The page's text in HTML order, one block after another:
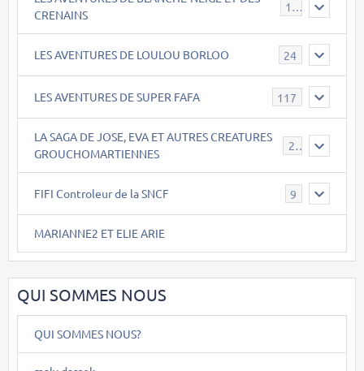
CRENAINS
17
LES AVENTURES DE LOULOU BORLOO 24
LES AVENTURES DE SUPER FAFA 117
LA SAGA DE JOSE, EVA ET AUTRES CREATURES
GROUCHOMARTIENNES
26
FIFI Controleur de la SNCF 9
MARIANNE2 ET ELIE ARIE
QUI SOMMES NOUS
QUI SOMMES NOUS?